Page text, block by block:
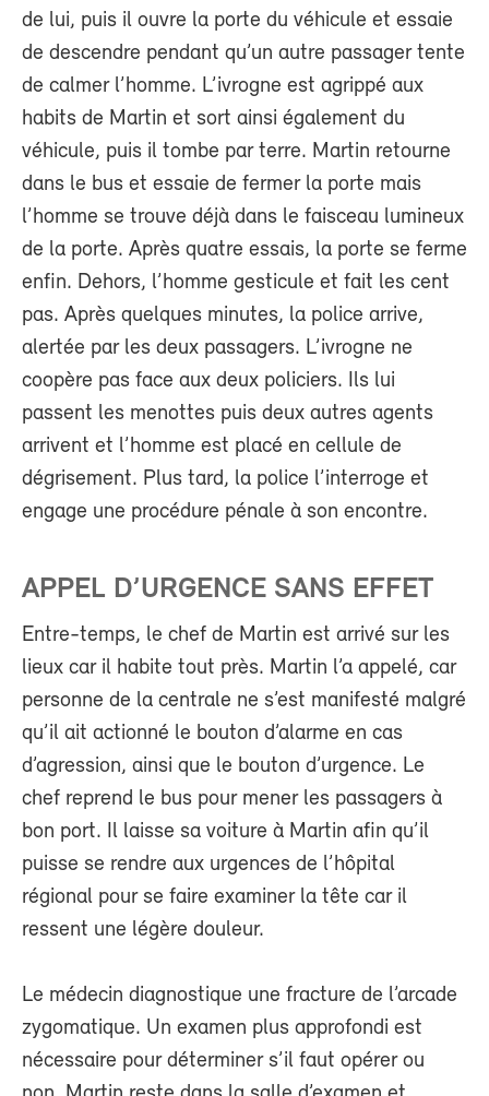
de lui, puis il ouvre la porte du véhicule et essaie
de descendre pendant qu’un autre passager tente
de calmer l’homme. L’ivrogne est agrippé aux
habits de Martin et sort ainsi également du
véhicule, puis il tombe par terre. Martin retourne
dans le bus et essaie de fermer la porte mais
l’homme se trouve déjà dans le faisceau lumineux
de la porte. Après quatre essais, la porte se ferme
enfin. Dehors, l’homme gesticule et fait les cent
pas. Après quelques minutes, la police arrive,
alertée par les deux passagers. L’ivrogne ne
coopère pas face aux deux policiers. Ils lui
passent les menottes puis deux autres agents
arrivent et l’homme est placé en cellule de
dégrisement. Plus tard, la police l’interroge et
engage une procédure pénale à son encontre.
APPEL D’URGENCE SANS EFFET
Entre-temps, le chef de Martin est arrivé sur les
lieux car il habite tout près. Martin l’a appelé, car
personne de la centrale ne s’est manifesté malgré
qu’il ait actionné le bouton d’alarme en cas
d’agression, ainsi que le bouton d’urgence. Le
chef reprend le bus pour mener les passagers à
bon port. Il laisse sa voiture à Martin afin qu’il
puisse se rendre aux urgences de l’hôpital
régional pour se faire examiner la tête car il
ressent une légère douleur.
Le médecin diagnostique une fracture de l’arcade
zygomatique. Un examen plus approfondi est
nécessaire pour déterminer s’il faut opérer ou